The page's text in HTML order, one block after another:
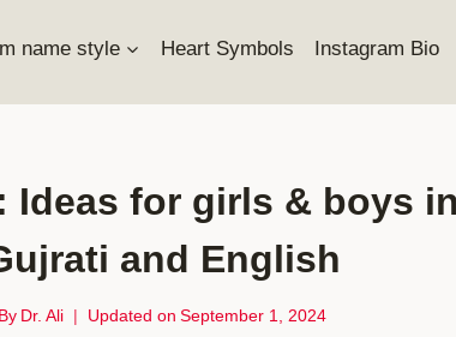
name style Heart Symbols Instagram Bio
Ideas for girls & boys
and English
By Dr. Ali Updated on September 1, 2024